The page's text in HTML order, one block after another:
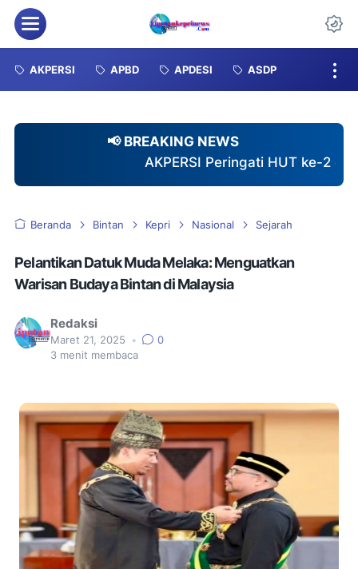
Menu
AKPERSI APBD APDESI ASDP
📢 BREAKING NEWS
AKPERSI Peringati HUT ke-2 dengan Santuni 40
Beranda Bintan Kepri Nasional Sejarah
Pelantikan Datuk Muda Melaka: Menguatkan
Warisan Budaya Bintan di Malaysia
Redaksi
Maret 21, 2025 •
0
3 menit membaca